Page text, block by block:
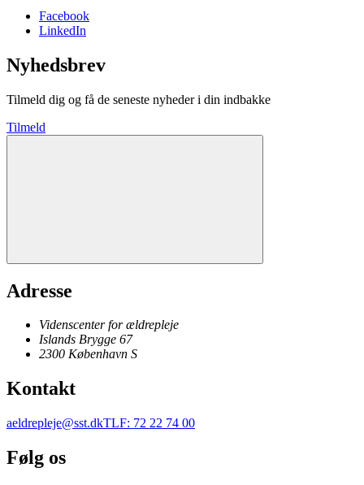
Facebook
LinkedIn
Nyhedsbrev
Tilmeld dig og få de seneste nyheder i din indbakke
Tilmeld
Adresse
Videnscenter for ældrepleje
Islands Brygge 67
2300 København S
Kontakt
aeldrepleje@sst.dkTLF: 72 22 74 00
Følg os